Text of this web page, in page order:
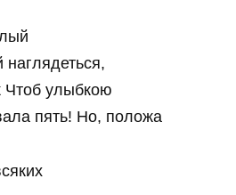
наглядеться,
Чтоб улыбкою
пять! Но, положа